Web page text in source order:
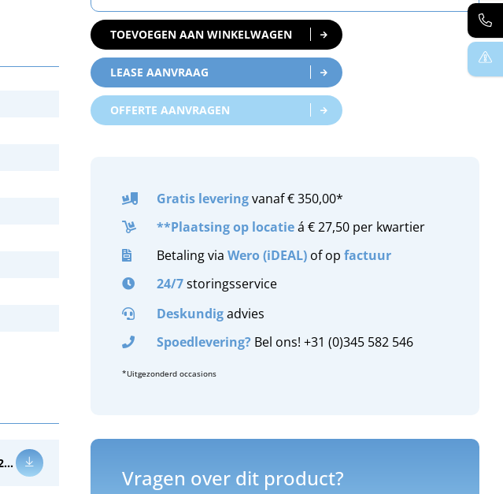
TOEVOEGEN AAN WINKELWAGEN
LEASE AANVRAAG
OFFERTE AANVRAGEN
Gratis leveringvanaf € 350,00*
**Plaatsing op locatieá € 27,50 per kwartier
Betaling viaWero (iDEAL) of opfactuur
24/7storingsservice
Deskundigadvies
Spoedlevering? Bel ons! +31 (0)345 582 546
*Uitgezonderd occasions
Vragen over dit product?
Handleiding Hoshizaki Compact F 220 RG